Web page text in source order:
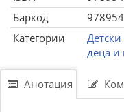
Баркод
Категории
деца
Анотация